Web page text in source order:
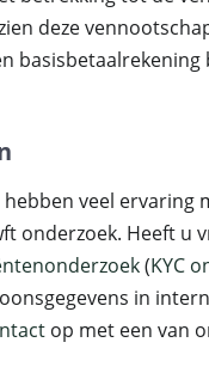
deze
basisbetaalrekening
hebben veel
onderzoek. Heeft u
(KYC
in
op met een van